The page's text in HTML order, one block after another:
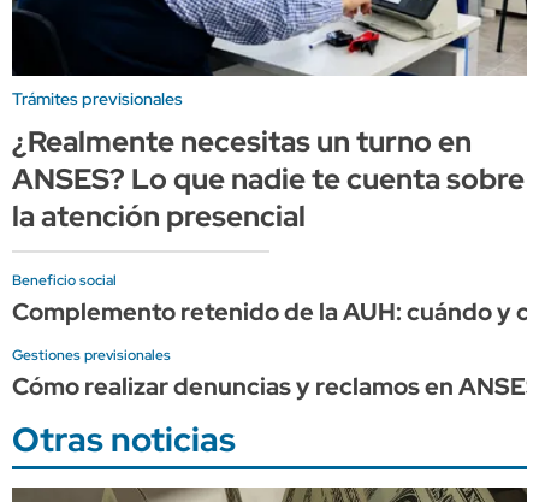
Trámites previsionales
¿Realmente necesitas un turno en
ANSES? Lo que nadie te cuenta sobre
la atención presencial
Beneficio social
Complemento retenido de la AUH: cuándo y
Gestiones previsionales
Cómo realizar denuncias y reclamos en
Otras noticias